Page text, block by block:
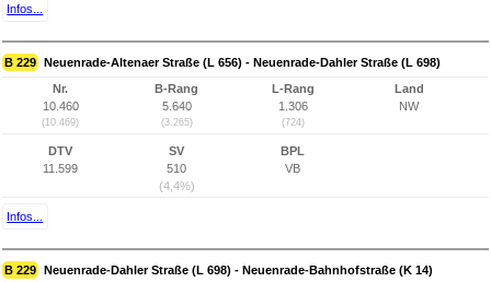
Infos...
B 229 Neuenrade-Altenaer Straße (L 656) - Neuenrade-Dahler Straße (L 698)
Nr.
10.460
(10.469)
B-Rang
5.640
(3.265)
L-Rang
1.306
(724)
Land
NW
DTV
11.599
SV
510
(4,4%)
BPL
VB
Infos...
B 229 Neuenrade-Dahler Straße (L 698) - Neuenrade-Bahnhofstraße (K 14)